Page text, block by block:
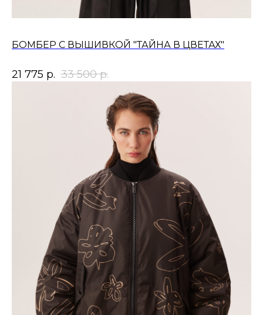
БОМБЕР С ВЫШИВКОЙ "ТАЙНА В ЦВЕТАХ"
21 775 р. 33 500 р.